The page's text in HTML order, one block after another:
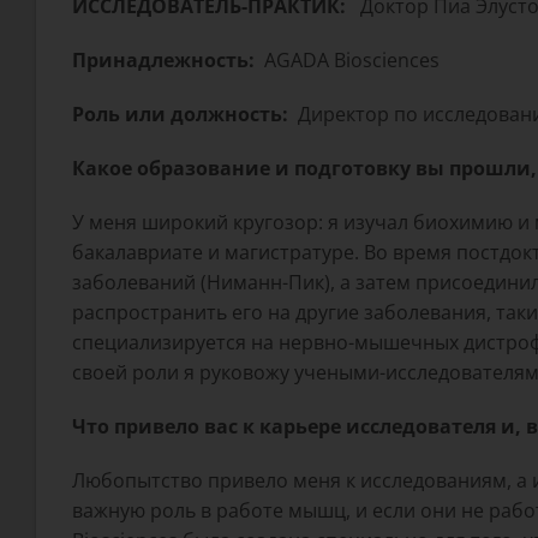
ИССЛЕДОВАТЕЛЬ-ПРАКТИК: Доктор Пиа
Принадлежность: AGADA Biosciences
Роль или должность: Директор по
Какое образование и подготовку вы
У меня широкий кругозор: я изучал биохимию
бакалавриате и магистратуре. Во время
заболеваний (Ниманн-Пик), а затем
распространить его на другие заболевания,
специализируется на нервно-мышечных
своей роли я руковожу учеными-
Что привело вас к карьере исследователя
Любопытство привело меня к исследованиям,
важную роль в работе мышц, и если они не